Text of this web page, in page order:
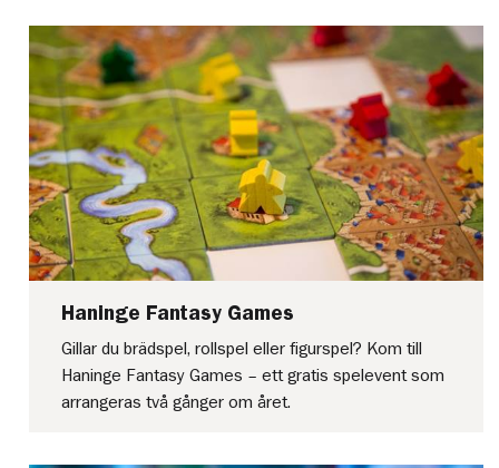
Haninge Fantasy Games
Gillar du brädspel, rollspel eller figurspel? Kom till
Haninge Fantasy Games – ett gratis spelevent som
arrangeras två gånger om året.